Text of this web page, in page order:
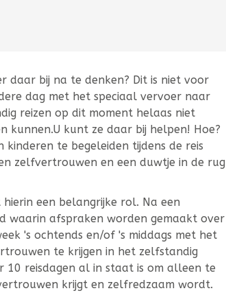
daar bij na te denken? Dit is niet voor
dag met het speciaal vervoer naar
reizen op dit moment helaas niet
kunnen.U kunt ze daar bij helpen! Hoe?
kinderen te begeleiden tijdens de reis
zelfvertrouwen en een duwtje in de rug
hierin een belangrijke rol. Na een
waarin afspraken worden gemaakt over
's ochtends en/of 's middags met het
te krijgen in het zelfstandig
10 reisdagen al in staat is om alleen te
krijgt en zelfredzaam wordt.